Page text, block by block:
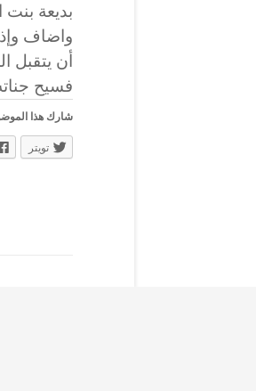
بديعة
واضاف
أن يتقبل
فسيح
شارك هذا
تويتر